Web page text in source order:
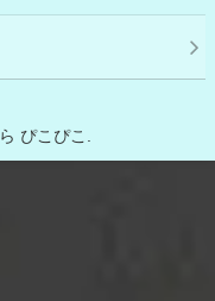
ぴこぴこ.